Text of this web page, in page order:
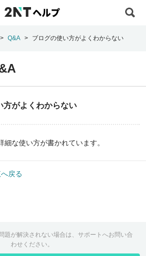
ヘルプ
Q&A ブログの使い方がよくわからない
方がよくわからない
細な使い方が書かれています。
戻る
題が解決されない場合は、サポートへお問い合
わせください。